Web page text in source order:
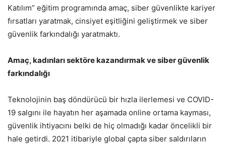
Katılım” eğitim programında amaç, siber güvenlikte kariyer
fırsatları yaratmak, cinsiyet eşitliğini geliştirmek ve siber
güvenlik farkındalığı yaratmaktı.
Amaç, kadınları sektöre kazandırmak ve siber güvenlik
farkındalığı
Teknolojinin baş döndürücü bir hızla ilerlemesi ve COVID-
19 salgını ile hayatın her aşamada online ortama kayması,
güvenlik ihtiyacını belki de hiç olmadığı kadar öncelikli bir
hale getirdi. 2021 itibariyle global çapta siber saldırıların